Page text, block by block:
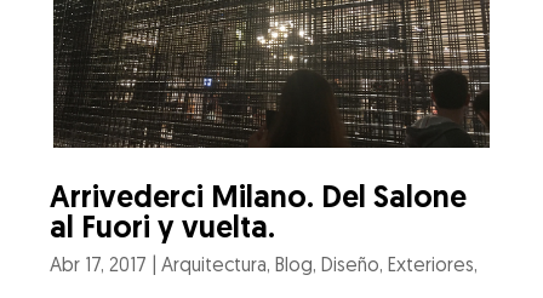
Arrivederci Milano. Del Salone
al Fuori y vuelta.
Abr 17, 2017 |Arquitectura, Blog, Diseño, Exteriores,